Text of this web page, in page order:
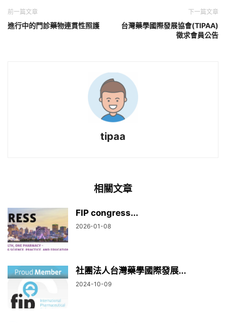
前一篇文章
進行中的門診藥物連貫性照護
下一篇文章
台灣藥學國際發展協會(TIPAA)
徵求會員公告
tipaa
相關文章
FIP congress...
2026-01-08
社團法人台灣藥學國際發展...
2024-10-09